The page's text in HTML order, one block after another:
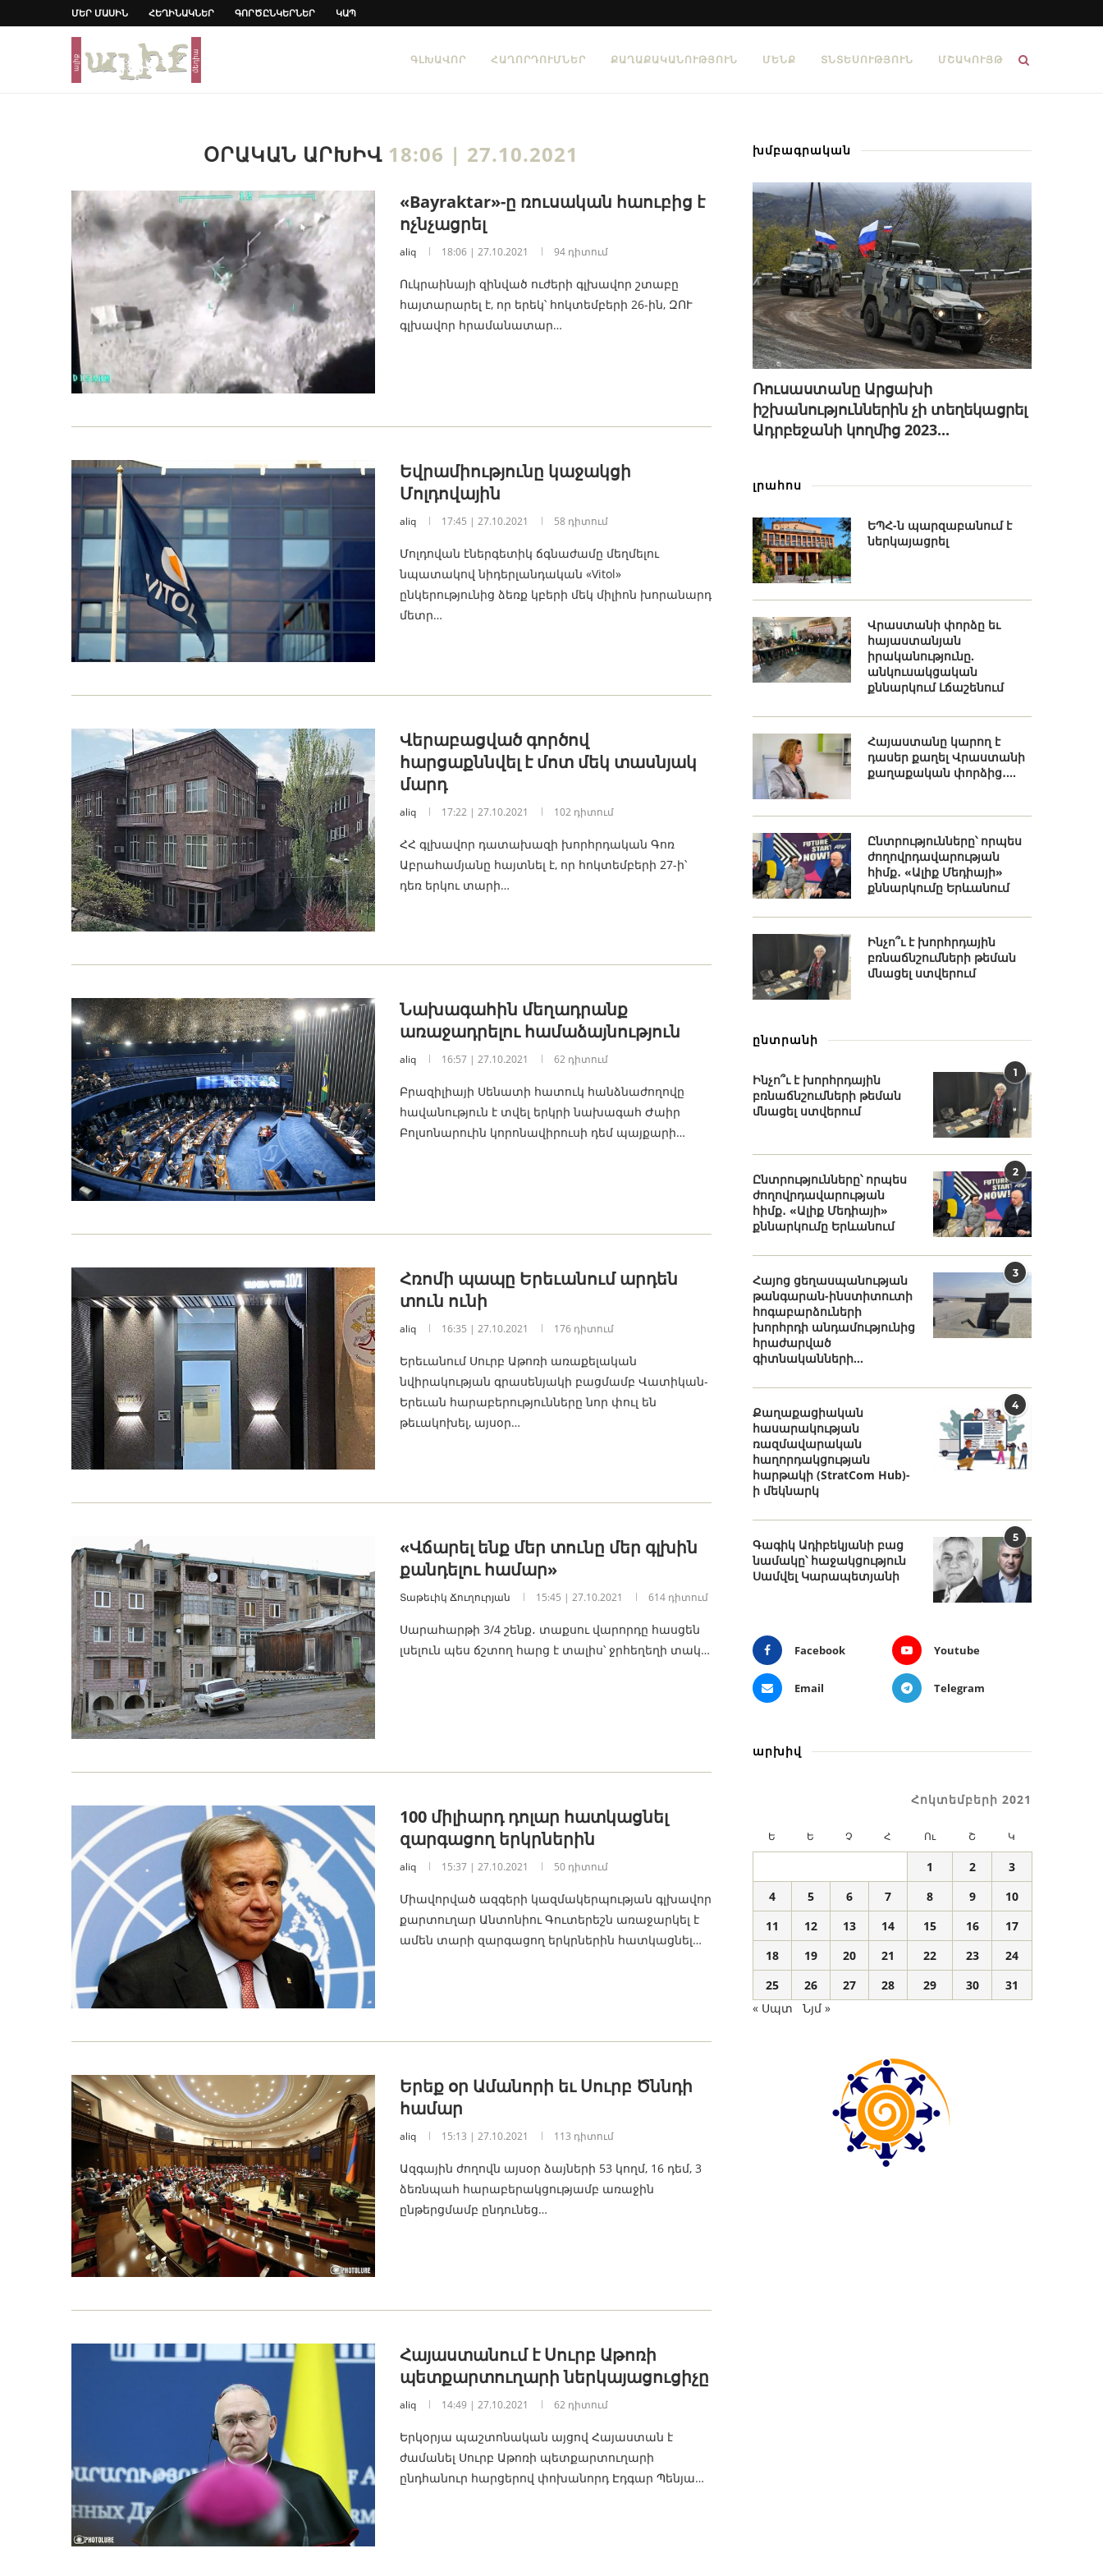
ՄԵՐ ՄԱՍԻՆ ՀԵՂԻՆԱԿՆԵՐ ԳՈՐԾԸՆԿԵՐՆԵՐ ԿԱՊ
ԳԼԽԱՎՈՐ ՀԱՂՈՐԴՈՒՄՆԵՐ ՔԱՂԱՔԱԿԱՆՈՒԹՅՈՒՆ ՄԵՆՔ ՏՆՏԵՍՈՒԹՅՈՒՆ ՄՇԱԿՈՒՅԹ
ՕՐԱԿԱՆ ԱՐԽԻՎ 18:06 | 27.10.2021
«Bayraktar»-ը ռուսական հաուբից է
ոչնչացրել
aliq 18:06 | 27.10.2021 94 դիտում
Ուկրաինայի զինված ուժերի գլխավոր շտաբը
հայտարարել է, որ երեկ՝ հոկտեմբերի 26-ին, ԶՈՒ
գլխավոր հրամանատար…
Եվրամիությունը կաջակցի
Մոլդովային
aliq 17:45 | 27.10.2021 58 դիտում
Մոլդովան էներգետիկ ճգնաժամը մեղմելու
նպատակով նիդերլանդական «Vitol»
ընկերությունից ձեռք կբերի մեկ միլիոն խորանարդ
մետր…
Վերաբացված գործով
հարցաքննվել է մոտ մեկ տասնյակ
մարդ
aliq 17:22 | 27.10.2021 102 դիտում
ՀՀ գլխավոր դատախազի խորհրդական Գոռ
Աբրահամյանը հայտնել է, որ հոկտեմբերի 27-ի՝
դեռ երկու տարի…
Նախագահին մեղադրանք
առաջադրելու համաձայնություն
aliq 16:57 | 27.10.2021 62 դիտում
Բրազիլիայի Սենատի հատուկ հանձնաժողովը
հավանություն է տվել երկրի նախագահ Ժաիր
Բոլսոնարուին կորոնավիրուսի դեմ պայքարի…
Հռոմի պապը Երեւանում արդեն
տուն ունի
aliq 16:35 | 27.10.2021 176 դիտում
Երեւանում Սուրբ Աթոռի առաքելական
նվիրակության գրասենյակի բացմամբ Վատիկան-
Երեւան հարաբերությունները նոր փուլ են
թեւակոխել, այսօր…
«Վճարել ենք մեր տունը մեր գլխին
քանդելու համար»
Տաթեւիկ Ճուղուրյան 15:45 | 27.10.2021 614 դիտում
Սարահարթի 3/4 շենք․ տաքսու վարորդը հասցեն
լսելուն պես ճշտող հարց է տալիս՝ ջրհեղեղի տակ…
100 միլիարդ դոլար հատկացնել
զարգացող երկրներին
aliq 15:37 | 27.10.2021 50 դիտում
Միավորված ազգերի կազմակերպության գլխավոր
քարտուղար Անտոնիու Գուտերեշն առաջարկել է
ամեն տարի զարգացող երկրներին հատկացնել…
Երեք օր Ամանորի եւ Սուրբ Ծննդի
համար
aliq 15:13 | 27.10.2021 113 դիտում
Ազգային ժողովն այսօր ձայների 53 կողմ, 16 դեմ, 3
ձեռնպահ հարաբերակցությամբ առաջին
ընթերցմամբ ընդունեց…
Հայաստանում է Սուրբ Աթոռի
պետքարտուղարի ներկայացուցիչը
aliq 14:49 | 27.10.2021 62 դիտում
Երկօրյա պաշտոնական այցով Հայաստան է
ժամանել Սուրբ Աթոռի պետքարտուղարի
ընդհանուր հարցերով փոխանորդ Էդգար Պենյա…
խմբագրական
Ռուսաստանը Արցախի
իշխանություններին չի տեղեկացրել
Ադրբեջանի կողմից 2023...
լրահոս
ԵՊՀ-ն պարզաբանում է
ներկայացրել
Վրաստանի փորձը եւ
հայաստանյան
իրականությունը.
անկուսակցական
քննարկում Լճաշենում
Հայաստանը կարող է
դասեր քաղել Վրաստանի
քաղաքական փորձից․...
Ընտրությունները՝ որպես
ժողովրդավարության
հիմք․ «Ալիք Մեդիայի»
քննարկումը Երևանում
Ինչո՞ւ է խորհրդային
բռնաճնշումների թեման
մնացել ստվերում
ընտրանի
1
Ինչո՞ւ է խորհրդային
բռնաճնշումների թեման
մնացել ստվերում
2
Ընտրությունները՝ որպես
ժողովրդավարության
հիմք․ «Ալիք Մեդիայի»
քննարկումը Երևանում
3
Հայոց ցեղասպանության
թանգարան-ինստիտուտի
հոգաբարձուների
խորհրդի անդամությունից
հրաժարված
գիտնականների...
4
Քաղաքացիական
հասարակության
ռազմավարական
հաղորդակցության
հարթակի (StratCom Hub)-
ի մեկնարկ
5
Գագիկ Ադիբեկյանի բաց
նամակը՝ հաջակցություն
Սամվել Կարապետյանի
Facebook Youtube
Email Telegram
արխիվ
Հոկտեմբերի 2021
Ե Ե Չ Հ Ու Շ Կ
1 2
3
4
5 6 7 8 9
10
11
12 13 14 15 16
17
18
19 20 21 22 23
24
25
26 27 28 29 30
31
« Սպտ
Նյմ »